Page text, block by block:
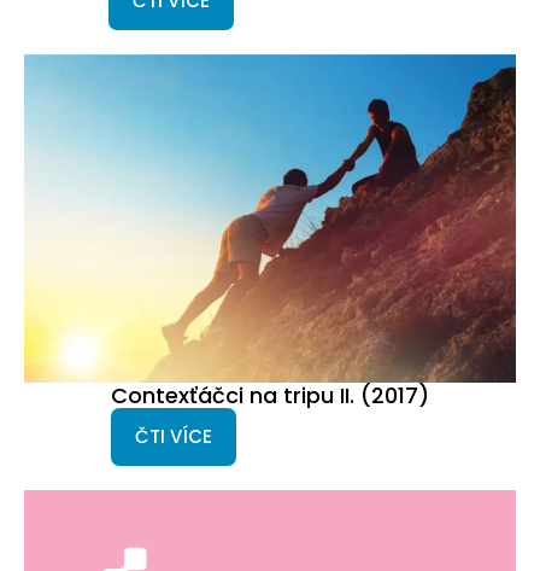
Contexťáčci na tripu II. (2017)
ČTI VÍCE